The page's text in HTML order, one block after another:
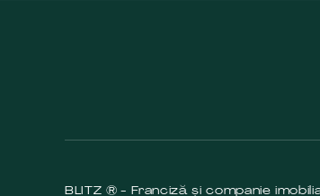
BLITZ ® - Franciză și companie